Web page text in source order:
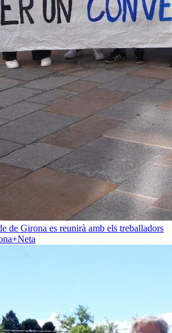
de Girona es reunirà amb els treballadors